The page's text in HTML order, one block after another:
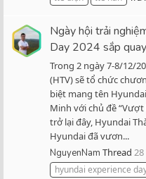
Ngày hội trải
Day 2024 sắp
Trong 2 ngày 7-8/12/
(HTV) sẽ tổ chức
biệt mang tên Hyundai
Minh với chủ đề
trở lại đây, Hyundai
Hyundai đã vươn...
NguyenNam Thread
hyundai experience